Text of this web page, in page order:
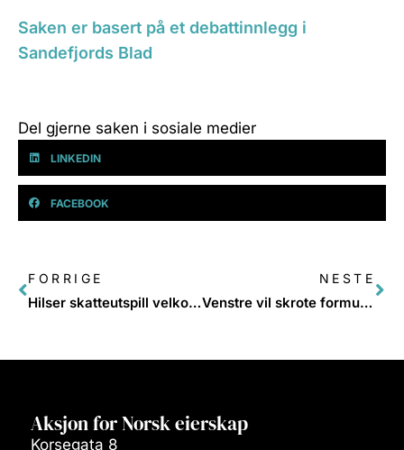
Saken er basert på et debattinnlegg i
Sandefjords Blad
Del gjerne saken i sosiale medier
LINKEDIN
FACEBOOK
FORRIGE
Hilser skatteutspill velkommen: – Vi må tappe bedriften for å betale
NESTE
Venstre vil skrote formuesskatten – får støtte fra næringslivstopp
Aksjon for Norsk eierskap
Korsegata 8